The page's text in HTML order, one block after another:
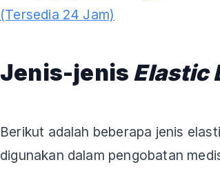
(Tersedia 24 Jam)
Jenis-jenis Elastic
Berikut adalah beberapa jenis
digunakan dalam pengobatan